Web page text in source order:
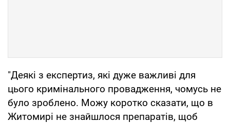
"Деякі з експертиз, які дуже важливі для
цього кримінального провадження, чомусь не
було зроблено. Можу коротко сказати, що в
Житомирі не знайшлося препаратів, щоб